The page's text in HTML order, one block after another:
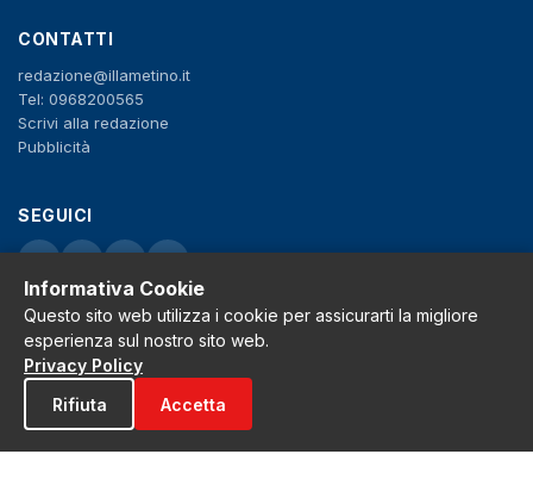
CONTATTI
redazione@illametino.it
Tel: 0968200565
Scrivi alla redazione
Pubblicità
SEGUICI
Privacy Policy
Cookie Policy
Note legali
La Redazione
Informativa Cookie
Questo sito web utilizza i cookie per assicurarti la migliore
esperienza sul nostro sito web.
Privacy Policy
Rifiuta
Accetta